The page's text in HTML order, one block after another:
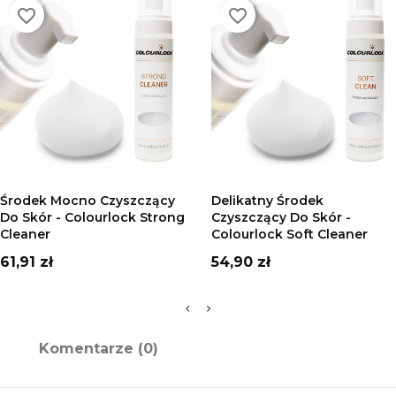
Środek Mocno Czyszczący
Do Skór - Colourlock Strong
Cleaner
Cena
61,91 zł
favorite_border
Delikatny Środek
Czyszczący Do Skór -
Colourlock Soft Cleaner
Cena
54,90 zł
favorite_border
Komentarze (0)